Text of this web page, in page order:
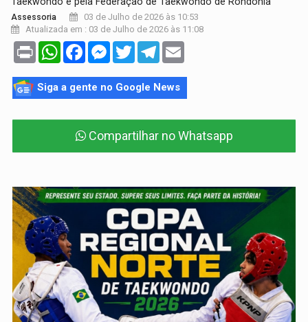
Assessoria
03 de Julho de 2026 às 10:53
Atualizada em : 03 de Julho de 2026 às 11:08
Print WhatsAppFacebookMessenger
TwitterTelegram
Siga a gente no Google News
Compartilhar no Whatsapp